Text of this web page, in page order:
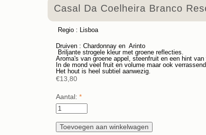
Casal Da Coelheira Branco
Regio : Lisboa
Druiven : Chardonnay en Arinto
Briljante strogele kleur met groene reflecties.
Aroma's van groene appel, steenfruit en een hint van
In de mond veel fruit en volume maar ook
Het hout is heel subtiel aanwezig.
€13,80
Aantal: *